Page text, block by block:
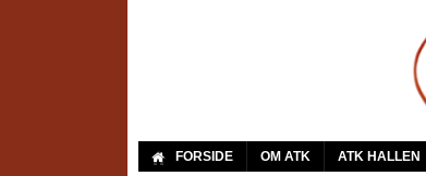
A
FORSIDE OM ATK ATK HALLEN